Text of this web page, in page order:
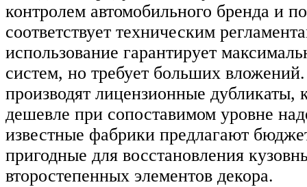
контролем автомобильного бренда и
соответствует техническим
использование гарантирует
систем, но требует больших
производят лицензионные дубликаты,
дешевле при сопоставимом уровне
известные фабрики предлагают
пригодные для восстановления
второстепенных элементов декора.